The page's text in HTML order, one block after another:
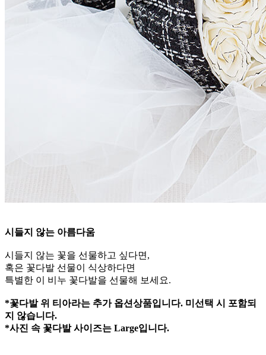
시들지 않는 아름다움
시들지 않는 꽃을 선물하고 싶다면,
혹은 꽃다발 선물이 식상하다면
특별한 이 비누 꽃다발을 선물해 보세요.
*꽃다발 위 티아라는 추가 옵션상품입니다. 미선택 시 포함되
지 않습니다.
*사진 속 꽃다발 사이즈는 Large입니다.